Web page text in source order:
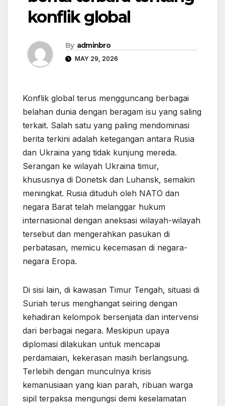
konflik global
By adminbro
MAY 29, 2026
Konflik global terus mengguncang berbagai
belahan dunia dengan beragam isu yang saling
terkait. Salah satu yang paling mendominasi
berita terkini adalah ketegangan antara Rusia
dan Ukraina yang tidak kunjung mereda.
Serangan ke wilayah Ukraina timur,
khususnya di Donetsk dan Luhansk, semakin
meningkat. Rusia dituduh oleh NATO dan
negara Barat telah melanggar hukum
internasional dengan aneksasi wilayah-wilayah
tersebut dan mengerahkan pasukan di
perbatasan, memicu kecemasan di negara-
negara Eropa.
Di sisi lain, di kawasan Timur Tengah, situasi di
Suriah terus menghangat seiring dengan
kehadiran kelompok bersenjata dan intervensi
dari berbagai negara. Meskipun upaya
diplomasi dilakukan untuk mencapai
perdamaian, kekerasan masih berlangsung.
Terlebih dengan munculnya krisis
kemanusiaan yang kian parah, ribuan warga
sipil terpaksa mengungsi demi keselamatan